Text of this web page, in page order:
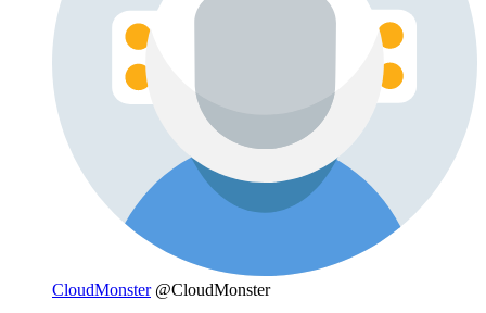
CloudMonster @CloudMonster